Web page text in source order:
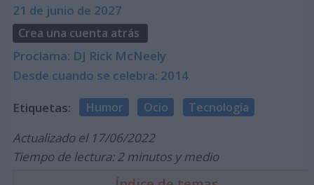
21 de junio de 2027
Crea una cuenta atrás
Proclama: DJ Rick McNeely
Desde cuando se celebra: 2014
Etiquetas: Humor Ocio Tecnología
Actualizado el 17/06/2022
Tiempo de lectura: 2 minutos y medio